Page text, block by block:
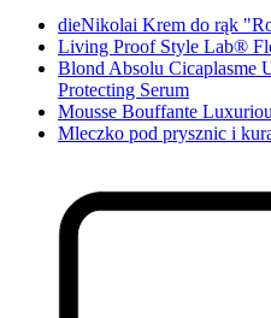
dieNikolai Krem do rąk
Living Proof Style Lab®
Blond Absolu Cicaplasme
Protecting Serum
Mousse Bouffante
Mleczko pod prysznic i